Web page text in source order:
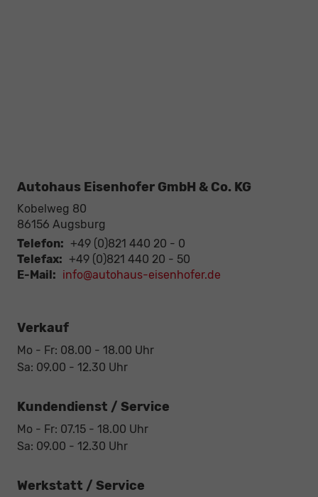
Autohaus Eisenhofer GmbH & Co. KG
Kobelweg 80
86156 Augsburg
Telefon: +49 (0)821 440 20 - 0
Telefax: +49 (0)821 440 20 - 50
E-Mail: info@autohaus-eisenhofer.de
Verkauf
Mo - Fr: 08.00 - 18.00 Uhr
Sa: 09.00 - 12.30 Uhr
Kundendienst / Service
Mo - Fr: 07.15 - 18.00 Uhr
Sa: 09.00 - 12.30 Uhr
Werkstatt / Service